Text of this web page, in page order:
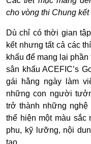
cho vòng thi Chung kết
Dù chỉ có thời gian
kết nhưng tất cả các
khấu để mang lại
sân khấu ACEFIC’s
gái hằng ngày làm
những con người
trở thành những nghệ
thể hiện một màu sắc
phu, kỹ lưỡng, nội
tạo.